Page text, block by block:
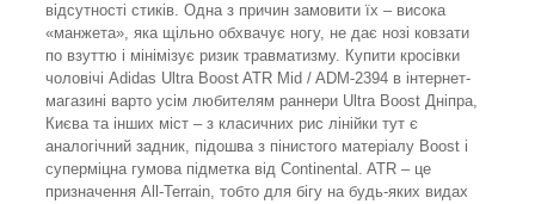
відсутності стиків. Одна з причин замовити їх – висока
«манжета», яка щільно обхвачує ногу, не дає нозі ковзати
по взуттю і мінімізує ризик травматизму. Купити кросівки
чоловічі Adidas Ultra Boost ATR Mid / ADM-2394 в інтернет-
магазині варто усім любителям раннери Ultra Boost Дніпра,
Києва та інших міст – з класичних рис лінійки тут є
аналогічний задник, підошва з пінистого матеріалу Boost і
суперміцна гумова підметка від Continental. ATR – це
призначення All-Terrain, тобто для бігу на будь-яких видах